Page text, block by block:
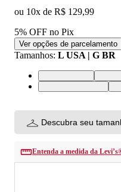
ou 10x de R$ 129,99
5% OFF no Pix
Ver opções de parcelamento
Tamanhos: L USA | G BR
L USA | G BRM
XL USA | GG BR
Descubra seu
Entenda a medida da